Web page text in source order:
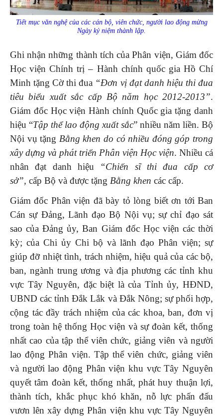
Tiết mục văn nghệ của các cán bộ, viên chức, người lao động mừng
Ngày kỷ niệm thành lập.
Ghi nhận những thành tích của Phân viện, Giám đốc
Học viện Chính trị – Hành chính quốc gia Hồ Chí
Minh tặng Cờ thi đua “Đơn vị đạt danh hiệu thi đua
tiêu biểu xuất sắc cấp Bộ năm học 2012-2013”.
Giám đốc Học viện Hành chính Quốc gia tặng danh
hiệu “Tập thể lao động xuất sắc” nhiều năm liền. Bộ
Nội vụ tặng Bằng khen do có nhiều đóng góp trong
xây dựng và phát triển Phân viện Học viện. Nhiều cá
nhân đạt danh hiệu “Chiến sĩ thi đua cấp cơ
sở”, cấp Bộ và được tặng Bằng khen các cấp.
Giám đốc Phân viện đã bày tỏ lòng biết ơn tới Ban
Cán sự Đảng, Lãnh đạo Bộ Nội vụ; sự chỉ đạo sát
sao của Đảng ủy, Ban Giám đốc Học viện các thời
kỳ; của Chi ủy Chi bộ và lãnh đạo Phân viện; sự
giúp đỡ nhiệt tình, trách nhiệm, hiệu quả của các bộ,
ban, ngành trung ương và địa phương các tỉnh khu
vực Tây Nguyên, đặc biệt là của Tỉnh ủy, HĐND,
UBND các tỉnh Đắk Lắk và Đắk Nông; sự phối hợp,
cộng tác đầy trách nhiệm của các khoa, ban, đơn vị
trong toàn hệ thống Học viện và sự đoàn kết, thống
nhất cao của tập thể viên chức, giảng viên và người
lao động Phân viện. Tập thể viên chức, giảng viên
và người lao động Phân viện khu vực Tây Nguyên
quyết tâm đoàn kết, thống nhất, phát huy thuận lợi,
thành tích, khắc phục khó khăn, nỗ lực phấn đấu
vươn lên xây dựng Phân viện khu vực Tây Nguyên